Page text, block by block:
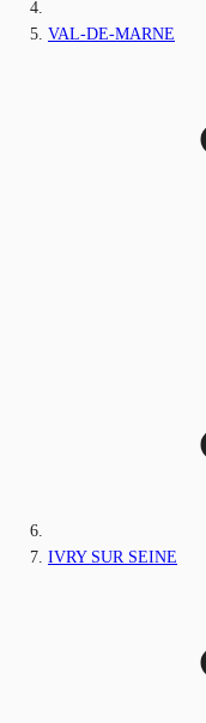
VAL-DE-MARNE
IVRY SUR SEINE